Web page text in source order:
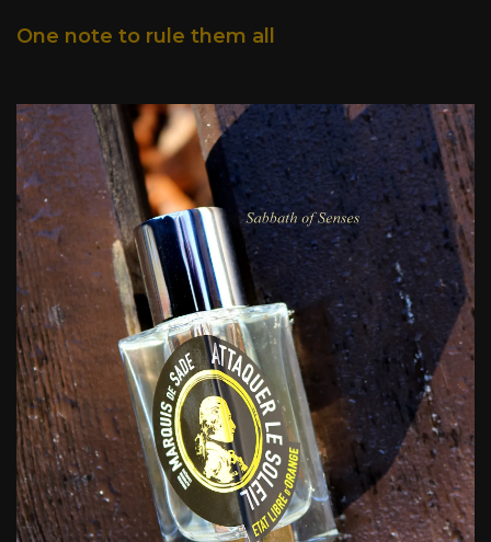
One note to rule them all